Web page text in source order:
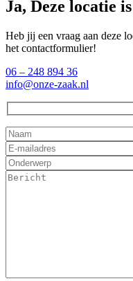
Ja, Deze locatie
Heb jij een vraag aan deze
het contactformulier!
06 – 248 894 36
info@onze-zaak.nl